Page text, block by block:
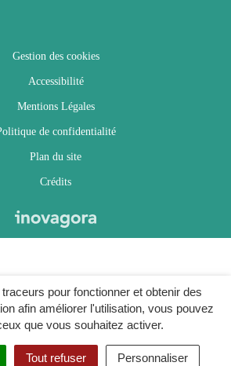
pour fonctionner et obtenir des
afin améliorer l'utilisation, vous pouvez
que vous souhaitez activer.
Tout refuser Personnaliser
Gestion des cookies
Accessibilité
Mentions Légales
de confidentialité
Plan du site
Crédits